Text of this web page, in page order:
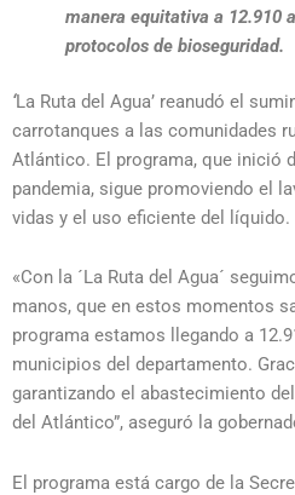
manera equitativa a 12.910
protocolos de bioseguridad.
‘La Ruta del Agua’ reanudó el
carrotanques a las comunidades
Atlántico. El programa, que inició
pandemia, sigue promoviendo el
vidas y el uso eficiente del líquido.
«Con la ´La Ruta del Agua´
manos, que en estos momentos
programa estamos llegando a
municipios del departamento.
garantizando el abastecimiento
del Atlántico”, aseguró la
El programa está cargo de la